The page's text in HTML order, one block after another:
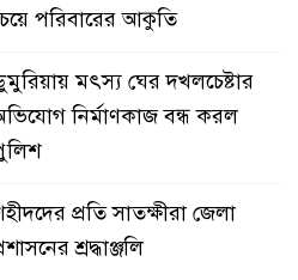
পরিবারের আকুতি
মৎস্য ঘের দখলচেষ্টার
নির্মাণকাজ বন্ধ করল
প্রতি সাতক্ষীরা জেলা
শ্রদ্ধাঞ্জলি